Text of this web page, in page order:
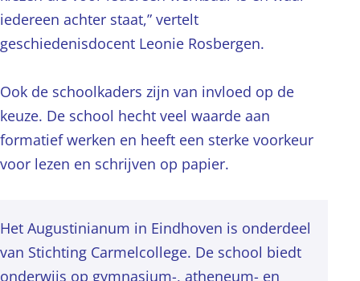
iedereen achter staat,” vertelt
geschiedenisdocent Leonie Rosbergen.
Ook de schoolkaders zijn van invloed op de
keuze. De school hecht veel waarde aan
formatief werken en heeft een sterke voorkeur
voor lezen en schrijven op papier.
Het Augustinianum in Eindhoven is onderdeel
van Stichting Carmelcollege. De school biedt
onderwijs op gymnasium-, atheneum- en